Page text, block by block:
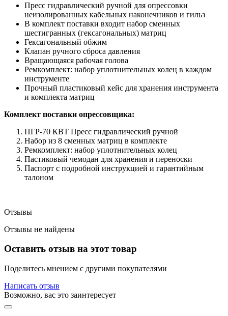
Пресс гидравлический ручной для опрессовки
неизолированных кабельных наконечников и гильз
В комплект поставки входит набор сменных
шестигранных (гексагональных) матриц
Гексагональный обжим
Клапан ручного сброса давления
Вращающаяся рабочая голова
Ремкомплект: набор уплотнительных колец в каждом
инструменте
Прочный пластиковый кейс для хранения инструмента
и комплекта матриц
Комплект поставки опрессовщика:
ПГР-70 КВТ Пресс гидравлический ручной
Набор из 8 сменных матриц в комплекте
Ремкомплект: набор уплотнительных колец
Пастиковый чемодан для хранения и переноски
Паспорт с подробной инструкцией и гарантийным
талоном
Отзывы
Отзывы не найдены
Оставить отзыв на этот товар
Поделитесь мнением с другими покупателями
Написать отзыв
Возможно, вас это заинтересует